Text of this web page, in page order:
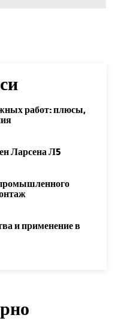
работ: плюсы,
Ларсена Л5
и применение в